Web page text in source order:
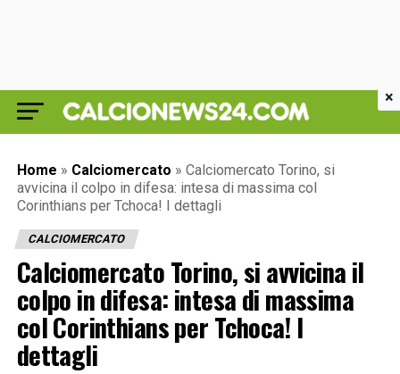
Home » Calciomercato » Calciomercato Torino, si
avvicina il colpo in difesa: intesa di massima col
Corinthians per Tchoca! I dettagli
CALCIOMERCATO
Calciomercato Torino, si avvicina il
colpo in difesa: intesa di massima
col Corinthians per Tchoca! I
dettagli
×